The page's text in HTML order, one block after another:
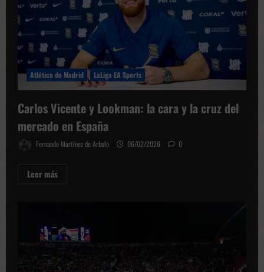
Iago
para
los
octavos
Atlético de Madrid LaLiga EA Sports
Carlos Vicente y Lookman: la cara y la cruz del
mercado en España
Fernando Martínez de Arbulo 06/02/2026 0
Leer másLeer
la
cara
la
cruz